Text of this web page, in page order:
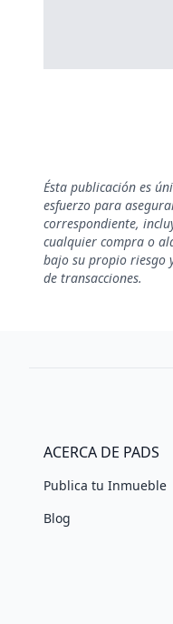
Ésta publicación es
esfuerzo para
correspondiente,
cualquier compra o
bajo su propio riesgo
de transacciones.
ACERCA DE PADS
Publica tu Inmueble
Blog